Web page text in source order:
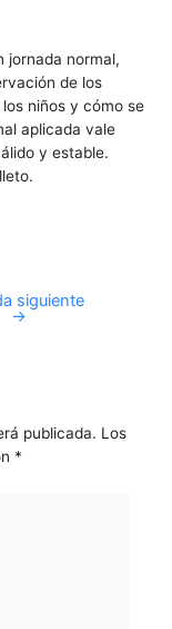
jornada normal,
de los
niños y cómo se
aplicada vale
y estable.
siguiente
→
publicada. Los
*